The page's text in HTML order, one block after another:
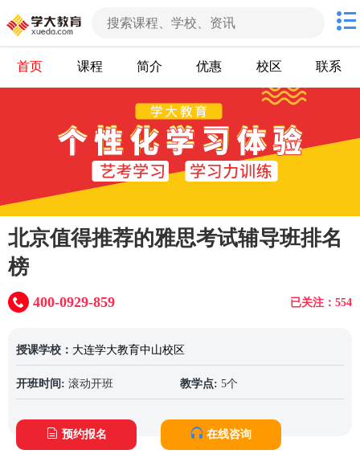
首页 课程 简介 优惠 校区 联系
北京值得推荐的雅思考试辅导班排名
榜
已关注：554
400-0929-859
授课学校： 大连学大教育中山校区
开班时间: 滚动开班 教学点: 5个
预约报名 在线咨询